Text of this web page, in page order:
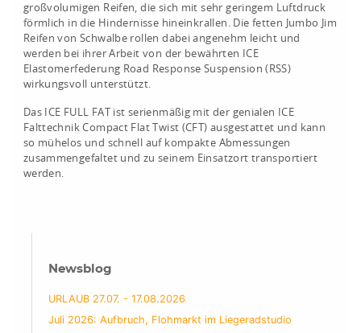
großvolumigen Reifen, die sich mit sehr geringem Luftdruck
förmlich in die Hindernisse hineinkrallen. Die fetten Jumbo Jim
Reifen von Schwalbe rollen dabei angenehm leicht und
werden bei ihrer Arbeit von der bewährten ICE
Elastomerfederung Road Response Suspension (RSS)
wirkungsvoll unterstützt.
Das ICE FULL FAT ist serienmäßig mit der genialen ICE
Falttechnik Compact Flat Twist (CFT) ausgestattet und kann
so mühelos und schnell auf kompakte Abmessungen
zusammengefaltet und zu seinem Einsatzort transportiert
werden.
Newsblog
URLAUB 27.07. - 17.08.2026
Juli 2026: Aufbruch, Flohmarkt im Liegeradstudio